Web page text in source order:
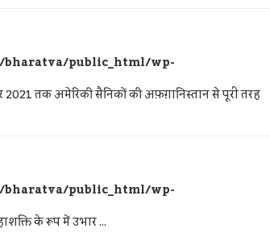
public_html/wp-
सैनिकों की अफ़ग़ानिस्तान से पूरी तरह
public_html/wp-
के रूप में उभार ...